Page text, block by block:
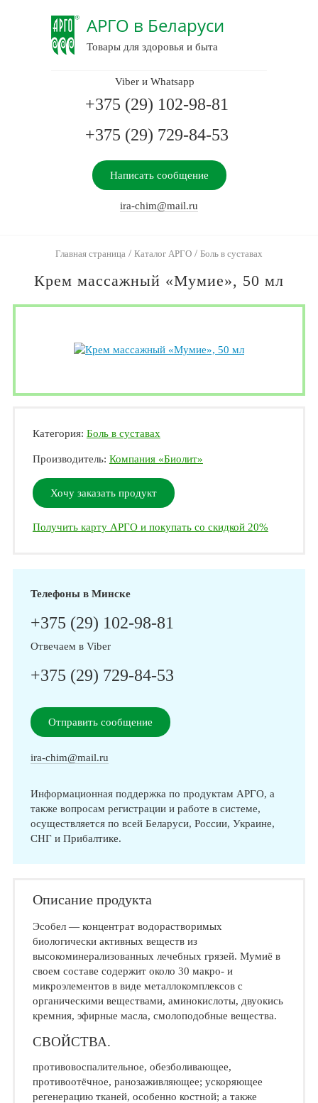
АРГО в Беларуси
Товары для здоровья и быта
Viber и Whatsapp
+375 (29) 102-98-81
+375 (29) 729-84-53
Написать сообщение
ira-chim@mail.ru
Главная страница / Каталог АРГО / Боль в суставах
Крем массажный «Мумие», 50 мл
Категория: Боль в суставах
Производитель: Компания «Биолит»
Хочу заказать продукт
Получить карту АРГО и покупать со скидкой 20%
Телефоны в Минске
+375 (29) 102-98-81
Отвечаем в Viber
+375 (29) 729-84-53
Отправить сообщение
ira-chim@mail.ru
Информационная поддержка по продуктам АРГО, а
также вопросам регистрации и работе в системе,
осуществляется по всей Беларуси, России, Украине,
СНГ и Прибалтике.
Описание продукта
Эсобел — концентрат водорастворимых
биологически активных веществ из
высокоминерализованных лечебных грязей. Мумиё в
своем составе содержит около 30 макро- и
микроэлементов в виде металлокомплексов с
органическими веществами, аминокислоты, двуокись
кремния, эфирные масла, смолоподобные вещества.
СВОЙСТВА.
противовоспалительное, обезболивающее,
противоотёчное, ранозаживляющее; ускоряющее
регенерацию тканей, особенно костной; а также